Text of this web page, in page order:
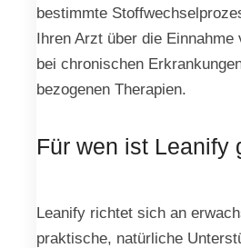
bestimmte
Ihren Arzt über die
bei chronischen
bezogenen Therapien.
Für wen ist Leanify
Leanify richtet sich an
praktische, natürliche